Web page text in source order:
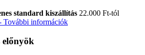
standard kiszállítás 22.000 Ft-tól
További információk
előnyök